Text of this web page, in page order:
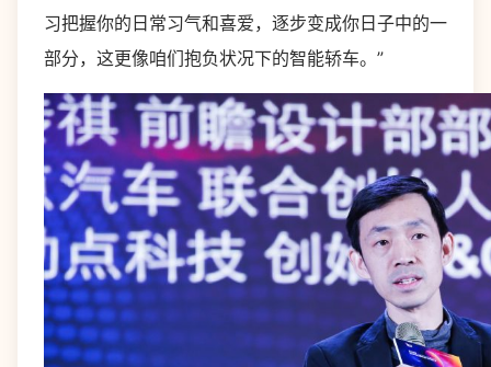
习把握你的日常习气和喜爱，逐步变成你日子中的一
部分，这更像咱们抱负状况下的智能轿车。”